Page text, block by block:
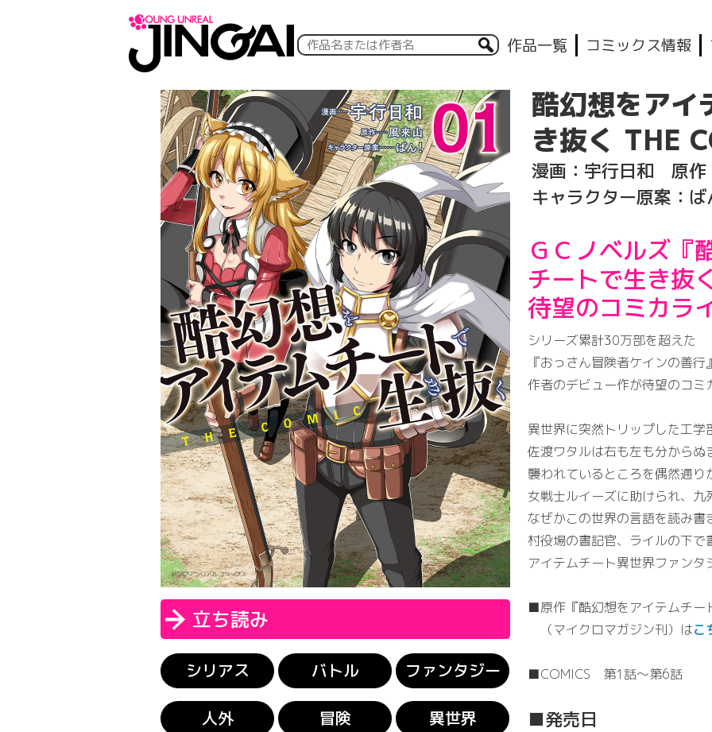
作品一覧 コミックス情報
酷幻想をアイ
き抜く THE
漫画：宇行日和 原作
キャラクター原案：ば
立ち読み
シリアス バトル ファンタジー
人外 冒険 異世界
ＧＣノベルズ『
チートで生き抜
待望のコミカラ
シリーズ累計30万部を超えた
『おっさん冒険者ケインの善行
作者のデビュー作が待望のコミ
異世界に突然トリップした工学
佐渡ワタルは右も左も分からぬ
襲われているところを偶然通り
女戦士ルイーズに助けられ、九
なぜかこの世界の言語を読み
村役場の書記官、ライルの下
アイテムチート異世界ファンタ
■原作『酷幻想をアイテムチー
（マイクロマガジン刊）はこ
■COMICS 第1話～第6話
■発売日